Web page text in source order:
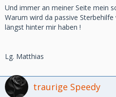
Und immer an meiner Seite mein
Warum wird da passive
längst hinter mir haben !
Lg. Matthias
traurige Speedy